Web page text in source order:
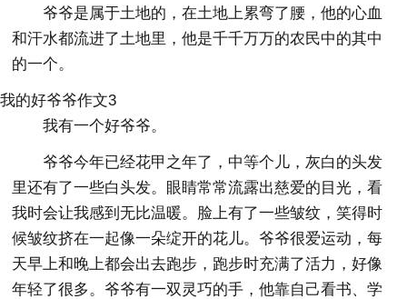
爷爷是属于土地的，在土地上累弯了腰，他的心血
和汗水都流进了土地里，他是千千万万的农民中的其中
的一个。
我的好爷爷作文3
我有一个好爷爷。
爷爷今年已经花甲之年了，中等个儿，灰白的头发
里还有了一些白头发。眼睛常常流露出慈爱的目光，看
我时会让我感到无比温暖。脸上有了一些皱纹，笑得时
候皱纹挤在一起像一朵绽开的花儿。爷爷很爱运动，每
天早上和晚上都会出去跑步，跑步时充满了活力，好像
年轻了很多。爷爷有一双灵巧的手，他靠自己看书、学